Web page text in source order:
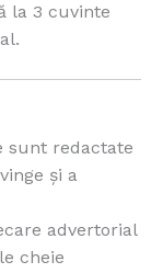
la 3 cuvinte
sunt redactate
și a
advertorial
cheie